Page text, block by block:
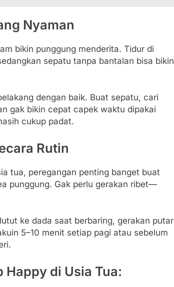
Nyaman
bikin punggung menderita. Tidur di
sepatu tanpa bantalan bisa bikin
dengan baik. Buat sepatu, cari
gak bikin cepat capek waktu dipakai
cukup padat.
Rutin
tua, peregangan penting banget buat
punggung. Gak perlu gerakan ribet—
ke dada saat berbaring, gerakan putar
5–10 menit setiap pagi atau sebelum
Happy di Usia Tua: